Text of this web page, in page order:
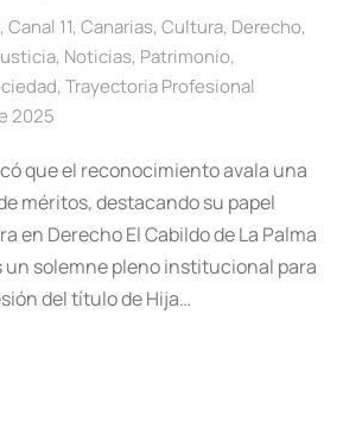
, Canal 11, Canarias, Cultura, Derecho,
, Noticias, Patrimonio,
, Trayectoria Profesional
2025
que el reconocimiento avala una
méritos, destacando su papel
en Derecho El Cabildo de La Palma
un solemne pleno institucional para
del título de Hija…